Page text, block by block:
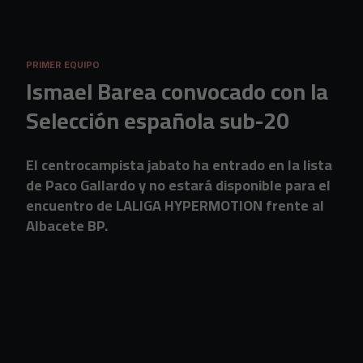
PRIMER EQUIPO
Ismael Barea convocado con la
Selección española sub-20
El centrocampista jabato ha entrado en la lista
de Paco Gallardo y no estará disponible para el
encuentro de LALIGA HYPERMOTION frente al
Albacete BP.